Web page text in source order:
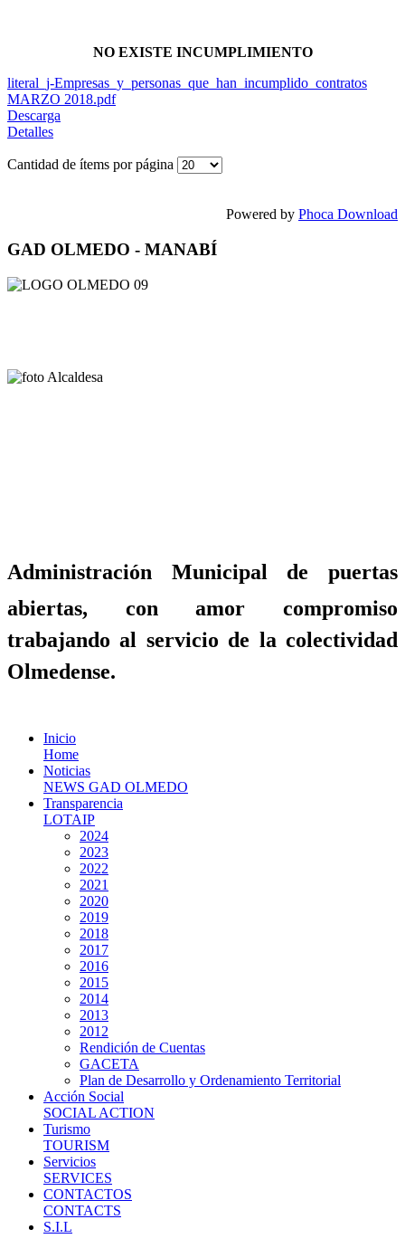
NO EXISTE INCUMPLIMIENTO
literal_j-Empresas_y_personas_que_han_incumplido_contratos
MARZO 2018.pdf
Descarga
Detalles
Cantidad de ítems por página
Powered by Phoca Download
GAD OLMEDO - MANABÍ
Administración Municipal de puertas
abiertas, con amor compromiso
trabajando al servicio de la colectividad
Olmedense.
Inicio
Home
Noticias
NEWS GAD OLMEDO
Transparencia
LOTAIP
2024
2023
2022
2021
2020
2019
2018
2017
2016
2015
2014
2013
2012
Rendición de Cuentas
GACETA
Plan de Desarrollo y Ordenamiento Territorial
Acción Social
SOCIAL ACTION
Turismo
TOURISM
Servicios
SERVICES
CONTACTOS
CONTACTS
S.I.L